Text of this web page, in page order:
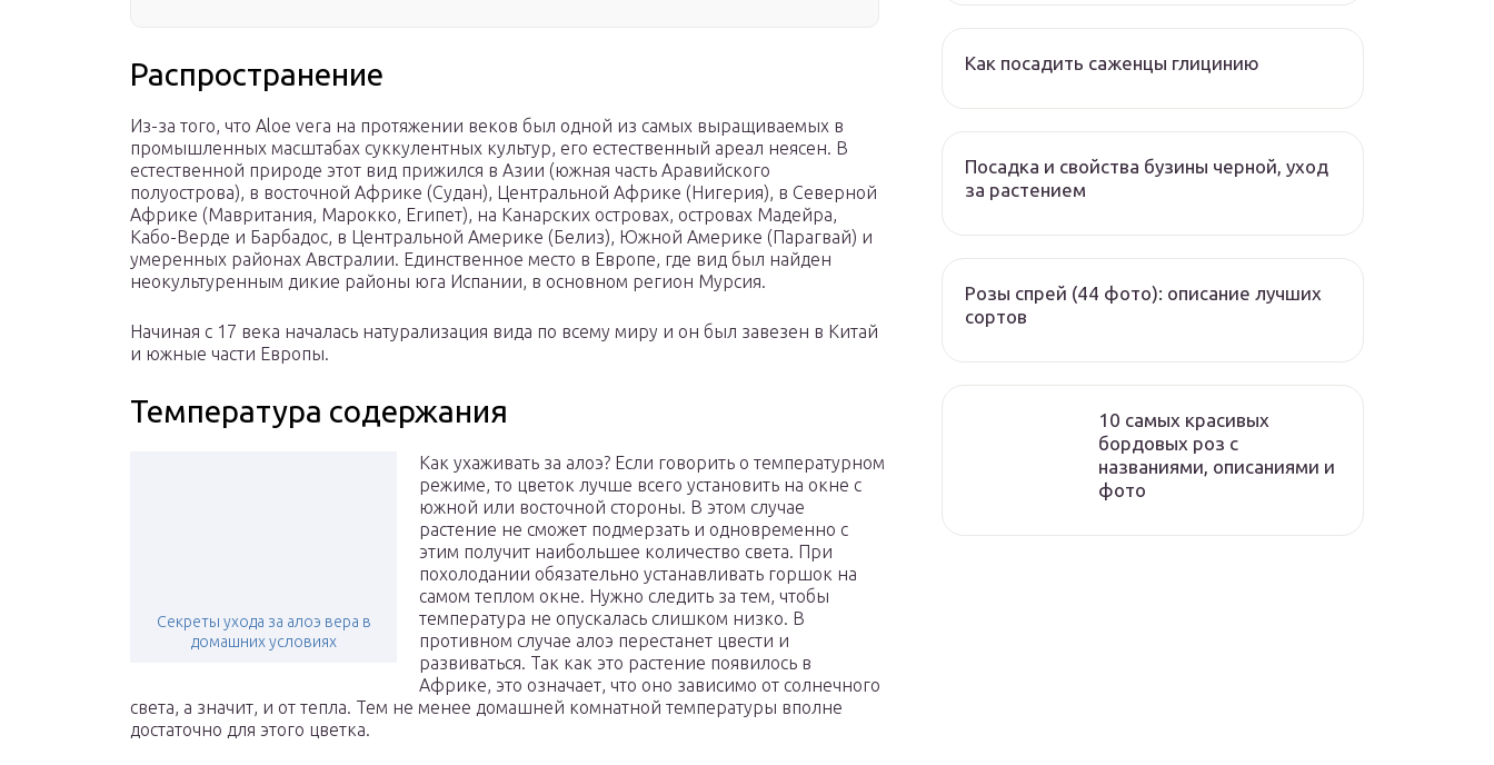
Распространение
Из-за того, что Aloe vera на протяжении веков был одной из самых выращиваемых в
промышленных масштабах суккулентных культур, его естественный ареал неясен. В
естественной природе этот вид прижился в Азии (южная часть Аравийского
полуострова), в восточной Африке (Судан), Центральной Африке (Нигерия), в Северной
Африке (Мавритания, Марокко, Египет), на Канарских островах, островах Мадейра,
Кабо-Верде и Барбадос, в Центральной Америке (Белиз), Южной Америке (Парагвай) и
умеренных районах Австралии. Единственное место в Европе, где вид был найден
неокультуренным дикие районы юга Испании, в основном регион Мурсия.
Начиная с 17 века началась натурализация вида по всему миру и он был завезен в Китай
и южные части Европы.
Температура содержания
Секреты ухода за алоэ вера в
домашних условиях
Как ухаживать за алоэ? Если говорить о температурном
режиме, то цветок лучше всего установить на окне с
южной или восточной стороны. В этом случае
растение не сможет подмерзать и одновременно с
этим получит наибольшее количество света. При
похолодании обязательно устанавливать горшок на
самом теплом окне. Нужно следить за тем, чтобы
температура не опускалась слишком низко. В
противном случае алоэ перестанет цвести и
развиваться. Так как это растение появилось в
Африке, это означает, что оно зависимо от солнечного
света, а значит, и от тепла. Тем не менее домашней комнатной температуры вполне
достаточно для этого цветка.
Как посадить саженцы глицинию
Посадка и свойства бузины черной, уход
за растением
Розы спрей (44 фото): описание лучших
сортов
10 самых красивых
бордовых роз с
названиями, описаниями и
фото